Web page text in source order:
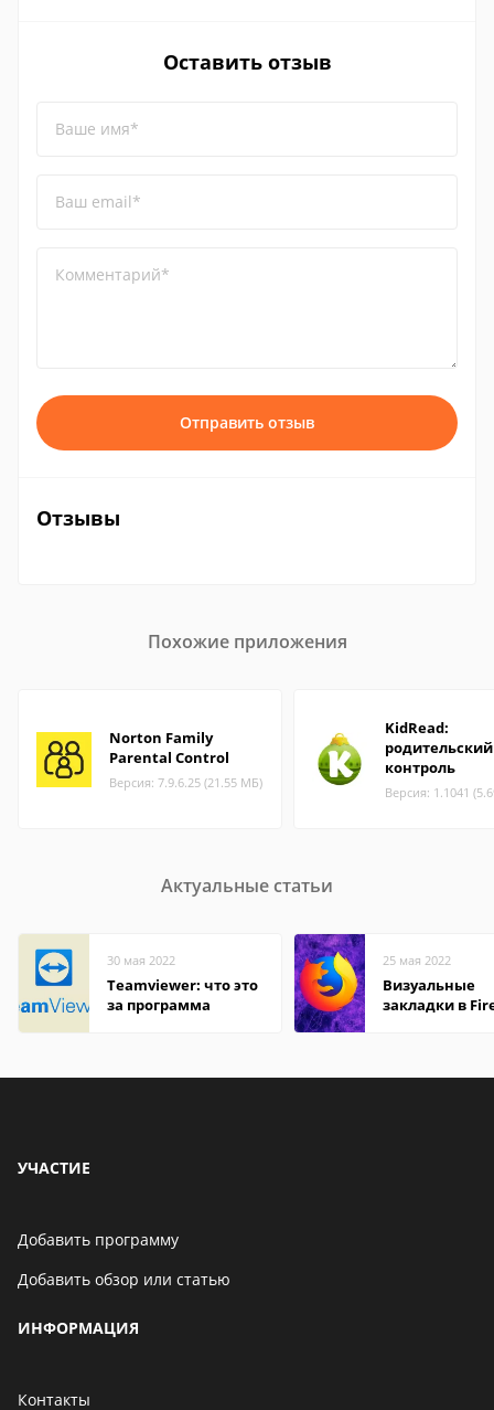
Оставить отзыв
Ваше имя*
Ваш email*
Комментарий*
Отправить отзыв
Отзывы
Похожие приложения
Norton Family
Parental Control
Версия: 7.9.6.25 (21.55 МБ)
KidRead:
родительский
контроль
Версия: 1.1041
Актуальные статьи
30 мая 2022
Teamviewer: что это
за программа
25 мая 2022
Визуальные
закладки в
УЧАСТИЕ
Добавить программу
Добавить обзор или статью
ИНФОРМАЦИЯ
Контакты